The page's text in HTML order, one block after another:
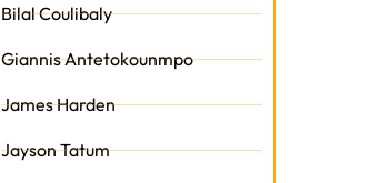
Bilal Coulibaly
Giannis Antetokounmpo
James Harden
Jayson Tatum